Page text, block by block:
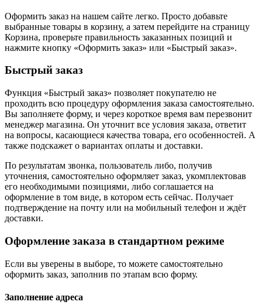
Оформить заказ на нашем сайте легко. Просто добавьте
выбранные товары в корзину, а затем перейдите на страницу
Корзина, проверьте правильность заказанных позиций и
нажмите кнопку «Оформить заказ» или «Быстрый заказ».
Быстрый заказ
Функция «Быстрый заказ» позволяет покупателю не
проходить всю процедуру оформления заказа самостоятельно.
Вы заполняете форму, и через короткое время вам перезвонит
менеджер магазина. Он уточнит все условия заказа, ответит
на вопросы, касающиеся качества товара, его особенностей. А
также подскажет о вариантах оплаты и доставки.
По результатам звонка, пользователь либо, получив
уточнения, самостоятельно оформляет заказ, укомплектовав
его необходимыми позициями, либо соглашается на
оформление в том виде, в котором есть сейчас. Получает
подтверждение на почту или на мобильный телефон и ждёт
доставки.
Оформление заказа в стандартном режиме
Если вы уверены в выборе, то можете самостоятельно
оформить заказ, заполнив по этапам всю форму.
Заполнение адреса